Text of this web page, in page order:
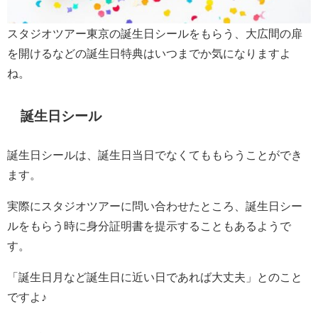
スタジオツアー東京の誕生日シールをもらう、大広間の扉
を開けるなどの誕生日特典はいつまでか気になりますよ
ね。
誕生日シール
誕生日シールは、誕生日当日でなくてももらうことができ
ます。
実際にスタジオツアーに問い合わせたところ、誕生日シー
ルをもらう時に身分証明書を提示することもあるようで
す。
「誕生日月など誕生日に近い日であれば大丈夫」とのこと
ですよ♪